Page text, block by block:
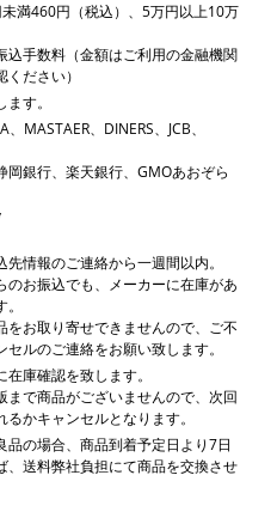
満460円（税込）、5万円以上10万
込手数料（金額はご利用の金融機関
ださい）
す。
MASTAER、DINERS、JCB、
岡銀行、楽天銀行、GMOあおぞら
情報のご連絡から一週間以内。
のお振込でも、メーカーに在庫があ
をお取り寄せできませんので、ご不
ルのご連絡をお願い致します。
庫確認を致します。
まで商品がございませんので、次回
かキャンセルとなります。
品の場合、商品到着予定日より7日
、送料弊社負担にて商品を交換させ